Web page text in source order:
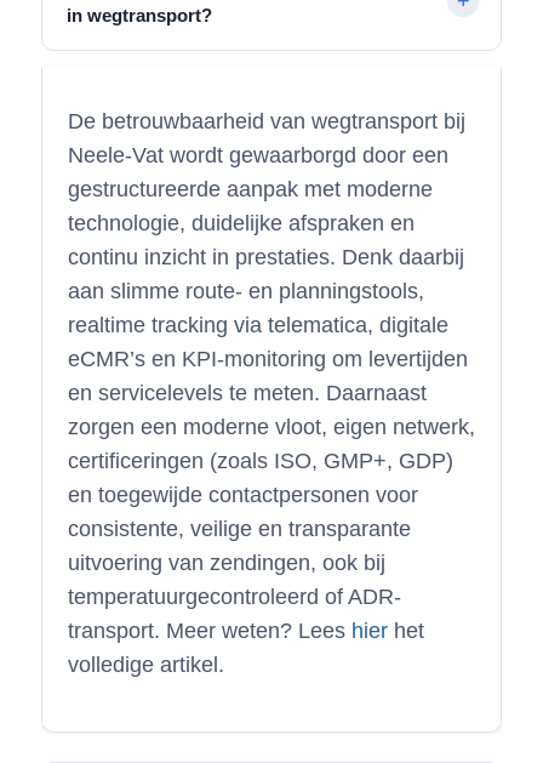
in wegtransport?
De betrouwbaarheid van wegtransport bij
Neele-Vat wordt gewaarborgd door een
gestructureerde aanpak met moderne
technologie, duidelijke afspraken en
continu inzicht in prestaties. Denk daarbij
aan slimme route- en planningstools,
realtime tracking via telematica, digitale
eCMR’s en KPI-monitoring om levertijden
en servicelevels te meten. Daarnaast
zorgen een moderne vloot, eigen netwerk,
certificeringen (zoals ISO, GMP+, GDP)
en toegewijde contactpersonen voor
consistente, veilige en transparante
uitvoering van zendingen, ook bij
temperatuurgecontroleerd of ADR-
transport. Meer weten? Lees hierhet
volledige artikel.